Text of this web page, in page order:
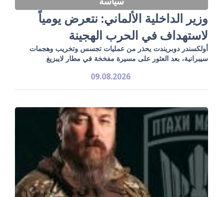
وزير الداخلية الألماني: نتعرض يومياً
لاستهداف في الحرب الهجينة
أولكسندر دوبريندت يحذر من عمليات تجسس وتخريب وهجمات
سيبرانية، بعد العثور على مسيرة مفخخة في مطار لايبزيغ
09.08.2026